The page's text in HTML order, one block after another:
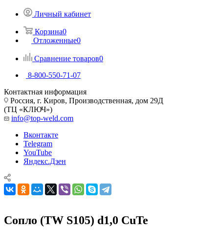
Личный кабинет
Корзина0
Отложенные0
Сравнение товаров0
8-800-550-71-07
Контактная информация
Россия, г. Киров, Производственная, дом 29Д
(ТЦ «КЛЮЧ»)
info@top-weld.com
Вконтакте
Telegram
YouTube
Яндекс.Дзен
Сопло (TW S105) d1,0 CuTe